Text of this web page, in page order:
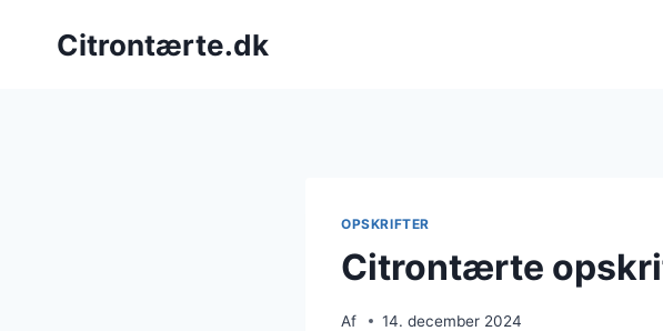
Citrontærte.dk
OPSKRIFTER
Citrontærte
Af 14. december 2024